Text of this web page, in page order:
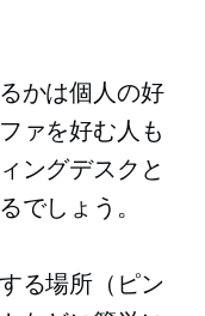
かは個人の好
ァを好む人も
ングデスクと
でしょう。
る場所（ピン